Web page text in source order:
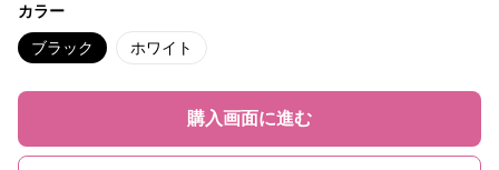
カラー
ブラック ホワイト
購入画面に進む